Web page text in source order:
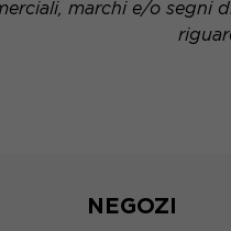
marchi e/o segni
NEGOZI